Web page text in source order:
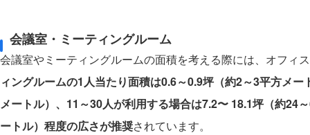
会議室・ミーティングルーム
会議室やミーティングルームの面積を考える際には、オフィ
ィングルームの1人当たり面積は0.6～0.9坪（約2～3平方メー
メートル）、11～30人が利用する場合は7.2〜 18.1坪（約24
ートル）程度の広さが推奨されています。